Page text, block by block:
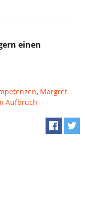
einen
, Margret
Aufbruch